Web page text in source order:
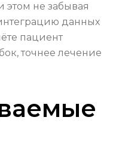
не забывая
данных
пациент
точнее лечение